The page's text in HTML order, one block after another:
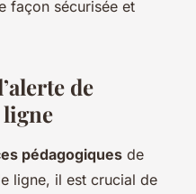
façon sécurisée et
de
pédagogiques de
ligne, il est crucial de